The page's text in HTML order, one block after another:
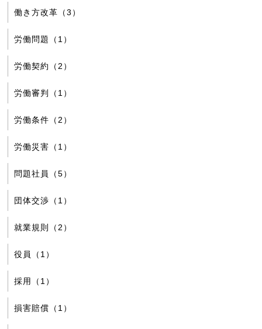
働き方改革（3）
労働問題（1）
労働契約（2）
労働審判（1）
労働条件（2）
労働災害（1）
問題社員（5）
団体交渉（1）
就業規則（2）
役員（1）
採用（1）
損害賠償（1）